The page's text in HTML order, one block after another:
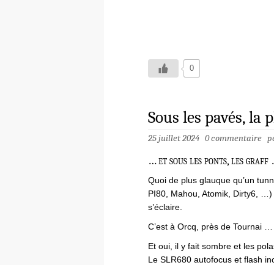
0
Sous les pavés, la
25 juillet 2024 0 commentaire
… et sous les ponts, les graff
Quoi de plus glauque qu’un
PI80, Mahou, Atomik, Dirty6,
s’éclaire.
C’est à Orcq, près de Tournai …
Et oui, il y fait sombre et les
Le SLR680 autofocus et flash